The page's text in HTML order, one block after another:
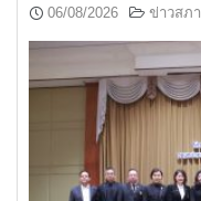
06/08/2026 ข่าวสภ